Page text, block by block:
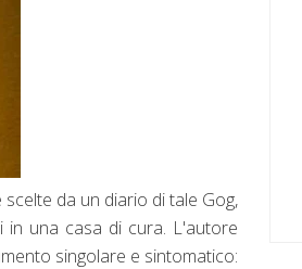
da un diario di tale Gog,
in una casa di cura. L'autore
singolare e sintomatico: